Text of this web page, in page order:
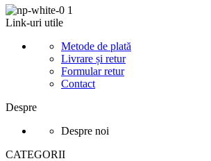
Link-uri utile
Metode de plată
Livrare și retur
Formular retur
Contact
Despre
Despre noi
CATEGORII